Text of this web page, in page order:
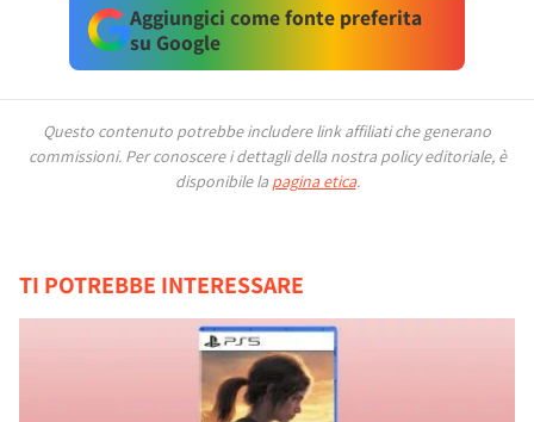
Aggiungici come fonte preferita
su Google
Questo contenuto potrebbe includere link affiliati che generano
commissioni. Per conoscere i dettagli della nostra policy editoriale, è
disponibile la pagina etica.
TI POTREBBE INTERESSARE